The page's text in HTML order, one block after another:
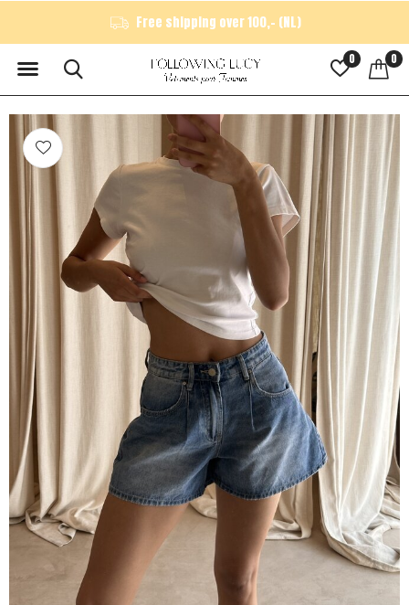
0 0
Free shipping over 100,- (NL)